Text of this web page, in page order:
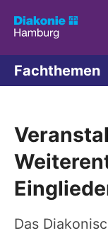
Fachthemen
Das